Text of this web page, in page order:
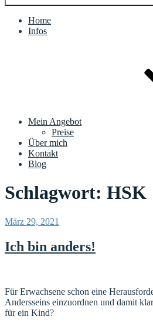
Home
Infos
Mein Angebot
Preise
Über mich
Kontakt
Blog
Schlagwort: HSK
Veröffentlicht
März 29, 2021
Ich bin anders!
Für Erwachsene schon eine
Andersseins einzuordnen und damit
für ein Kind?